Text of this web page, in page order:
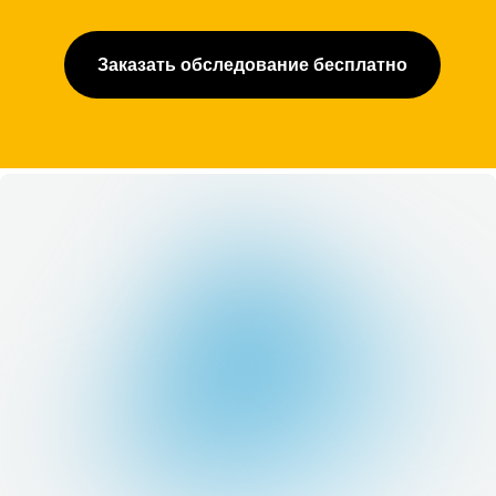
Заказать обследование бесплатно